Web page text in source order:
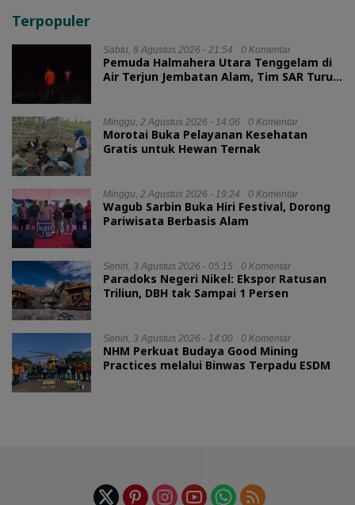
Terpopuler
Sabtu, 8 Agustus 2026 - 21:54 0 Komentar
Pemuda Halmahera Utara Tenggelam di
Air Terjun Jembatan Alam, Tim SAR Turun
Minggu, 2 Agustus 2026 - 14:06 0 Komentar
Morotai Buka Pelayanan Kesehatan
Gratis untuk Hewan Ternak
Minggu, 2 Agustus 2026 - 19:24 0 Komentar
Wagub Sarbin Buka Hiri Festival, Dorong
Pariwisata Berbasis Alam
Senin, 3 Agustus 2026 - 05:15 0 Komentar
Paradoks Negeri Nikel: Ekspor Ratusan
Triliun, DBH tak Sampai 1 Persen
Senin, 3 Agustus 2026 - 14:00 0 Komentar
NHM Perkuat Budaya Good Mining
Practices melalui Binwas Terpadu ESDM